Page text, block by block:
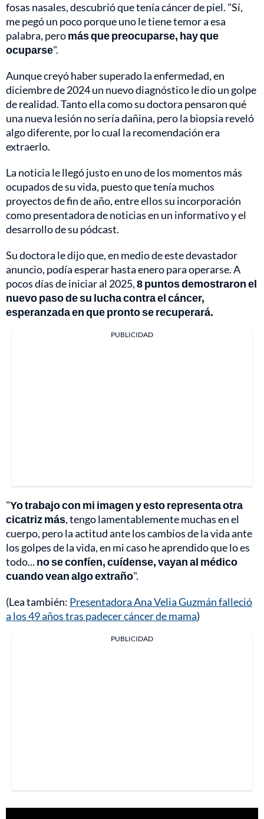
fosas nasales, descubrió que tenía cáncer de piel. "Sí,
me pegó un poco porque uno le tiene temor a esa
palabra, peromás que preocuparse, hay que
ocuparse".
Aunque creyó haber superado la enfermedad, en
diciembre de 2024 un nuevo diagnóstico le dio un golpe
de realidad. Tanto ella como su doctora pensaron qué
una nueva lesión no sería dañina, pero la biopsia reveló
algo diferente, por lo cual la recomendación era
extraerlo.
La noticia le llegó justo en uno de los momentos más
ocupados de su vida, puesto que tenía muchos
proyectos de fin de año, entre ellos su incorporación
como presentadora de noticias en un informativo y el
desarrollo de su pódcast.
Su doctora le dijo que, en medio de este devastador
anuncio, podía esperar hasta enero para operarse. A
pocos días de iniciar al 2025,8 puntos demostraron el
nuevo paso de su lucha contra el cáncer,
esperanzada en que pronto se recuperará.
PUBLICIDAD
"Yo trabajo con mi imagen y esto representa otra
cicatriz más, tengo lamentablemente muchas en el
cuerpo, pero la actitud ante los cambios de la vida ante
los golpes de la vida, en mi caso he aprendido que lo es
todo... no se confíen, cuídense, vayan al médico
cuando vean algo extraño".
(Lea también: Presentadora Ana Velia Guzmán falleció
a los 49 años tras padecer cáncer de mama)
PUBLICIDAD